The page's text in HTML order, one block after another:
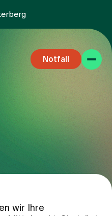
Notfall
wir Ihre